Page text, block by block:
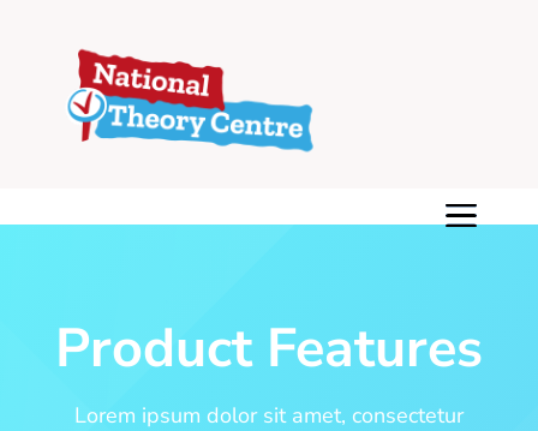
Product Features
Lorem ipsum dolor sit amet, consectetur